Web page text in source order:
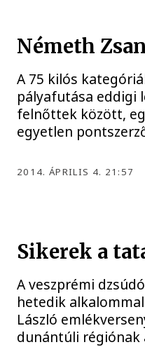
Németh
A 75 kilós
pályafutása eddigi
felnőttek között,
egyetlen
2014. ÁPRILIS 4. 21:57
Sikerek a
A veszprémi
hetedik
László
dunántúli régiónak